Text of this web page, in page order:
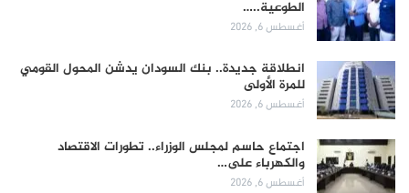
الطوعية..…
أغسطس 6, 2026
انطلاقة جديدة.. بنك السودان يدشن المحول القومي
للمرة الأولى
أغسطس 6, 2026
اجتماع حاسم لمجلس الوزراء.. تطورات الاقتصاد
والكهرباء على…
أغسطس 6, 2026